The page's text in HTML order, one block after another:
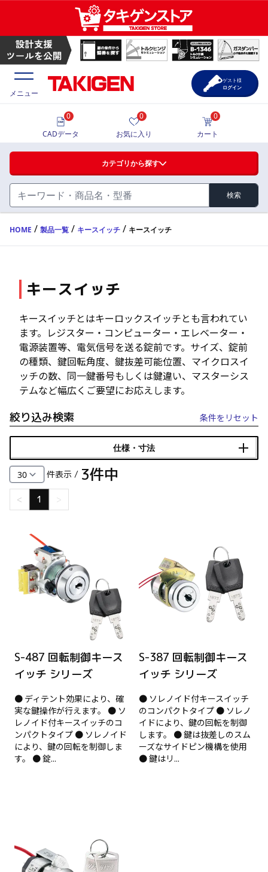
ハンドル・取手・つまみ・周辺機器
FA・A
蝶番・ステー・周辺機器
ファスナー・ラッチ錠・キャッチ・錠前装置・周
辺機器
FC・C
電気錠・インターロック
L・LE
キースイッチ
キャスター・アジャスター・スライドレール・モ
K・KC
断熱・ライト・ラック
FD・FE
価格一覧
製品カタログ
CAD一覧
メニュー
カテゴリから探す
検索
0
CADデータ
0
お気に入り
0
カート
ゲスト様
ログイン
HOME / 製品一覧 / キースイッチ / キースイッチ
キースイッチ
キースイッチとはキーロックスイッチとも言われてい
ます。レジスター・コンピューター・エレベーター・
電源装置等、電気信号を送る錠前です。サイズ、錠前
の種類、鍵回転角度、鍵抜差可能位置、マイクロスイ
ッチの数、同一鍵番号もしくは鍵違い、マスターシス
テムなど幅広くご要望にお応えします。
絞り込み検索 条件をリセット
仕様・寸法
件表示 / 3件中
< 1 >
S-487 回転制御キース
イッチ シリーズ
● ディテント効果により、確
実な鍵操作が行えます。 ● ソ
レノイド付キースイッチのコ
ンパクトタイプ ● ソレノイド
により、鍵の回転を制御しま
す。 ● 錠...
S-387 回転制御キース
イッチ シリーズ
● ソレノイド付キースイッチ
のコンパクトタイプ ● ソレノ
イドにより、鍵の回転を制御
します。 ● 鍵は抜差しのスム
ーズなサイドピン機構を使用
● 鍵はリ...
キースイッチ | TAKIGEN | タキゲン製造株式会社